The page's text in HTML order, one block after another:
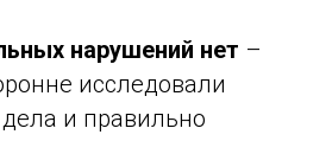
нарушений нет –
исследовали
и правильно